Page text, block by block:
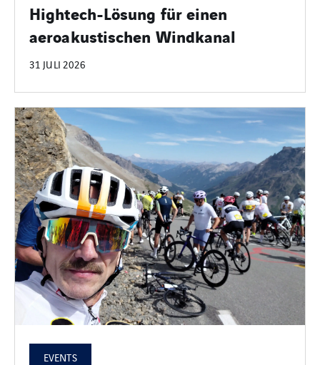
Hightech-Lösung für einen
aeroakustischen Windkanal
31 JULI 2026
EVENTS